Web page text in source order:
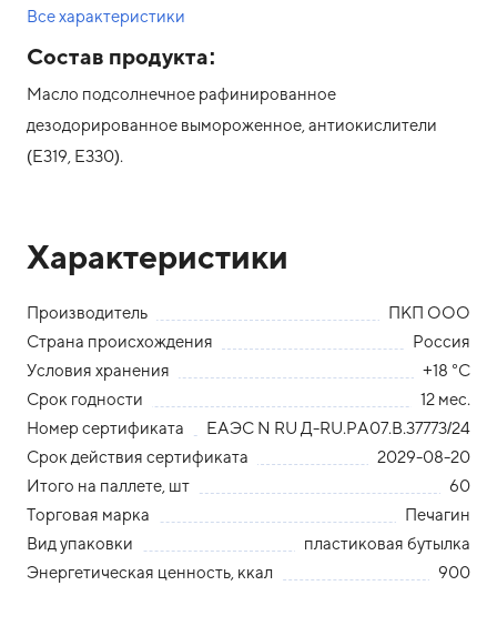
Все характеристики
Состав продукта:
Масло подсолнечное рафинированное
дезодорированное вымороженное, антиокислители
(Е319, Е330).
Характеристики
Производитель
ПКП ООО
Страна происхождения
Россия
Условия хранения
+18 °С
Срок годности
12 мес.
Номер сертификата
ЕАЭС N RU Д-RU.РА07.В.37773/24
Срок действия сертификата
2029-08-20
Итого на паллете, шт
60
Торговая марка
Печагин
Вид упаковки
пластиковая бутылка
Энергетическая ценность, ккал
900